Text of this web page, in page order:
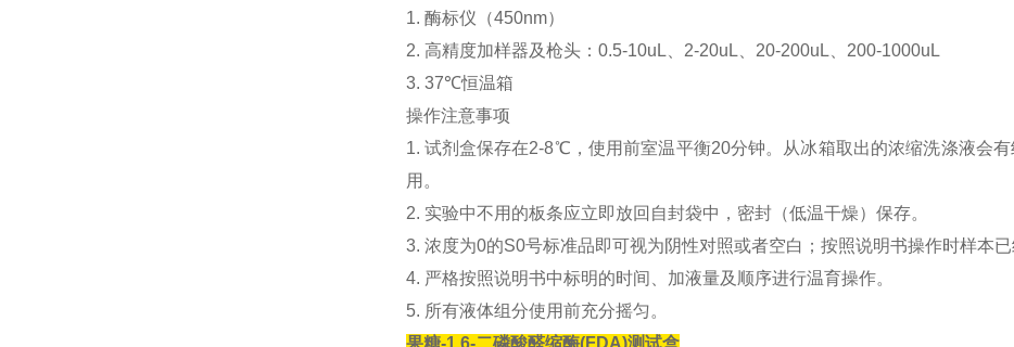
1. 酶标仪（450nm）
2. 高精度加样器及枪头：0.5-10uL、2-20uL、20-200uL、200-1000uL
3. 37℃恒温箱
操作注意事项
1. 试剂盒保存在2-8℃，使用前室温平衡20分钟。从冰箱取出的浓缩洗涤液会
用。
2. 实验中不用的板条应立即放回自封袋中，密封（低温干燥）保存。
3. 浓度为0的S0号标准品即可视为阴性对照或者空白；按照说明书操作时样本
4. 严格按照说明书中标明的时间、加液量及顺序进行温育操作。
5. 所有液体组分使用前充分摇匀。
果糖-1,6-二磷酸醛缩酶(FDA)测试盒